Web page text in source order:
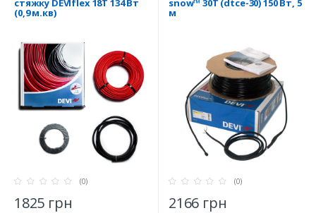
стяжку DEVIflex 18T 134 Вт
(0,9 м.кв)
(0)
1825 грн
snow™ 30T (dtce-30) 150 Вт, 5
м
(0)
2166 грн